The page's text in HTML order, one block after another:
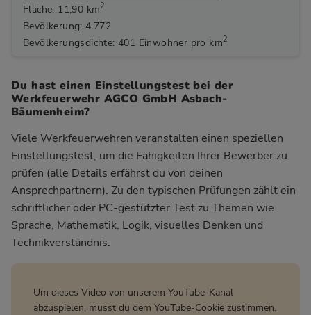
Fläche: 11,90 km2
Bevölkerung: 4.772
Bevölkerungsdichte: 401 Einwohner pro km2
Du hast einen Einstellungstest bei der
Werkfeuerwehr AGCO GmbH Asbach-
Bäumenheim?
Viele Werkfeuerwehren veranstalten einen speziellen
Einstellungstest, um die Fähigkeiten Ihrer Bewerber zu
prüfen (alle Details erfährst du von deinen
Ansprechpartnern). Zu den typischen Prüfungen zählt ein
schriftlicher oder PC-gestützter Test zu Themen wie
Sprache, Mathematik, Logik, visuelles Denken und
Technikverständnis.
Um dieses Video von unserem YouTube-Kanal
abzuspielen, musst du dem YouTube-Cookie zustimmen.